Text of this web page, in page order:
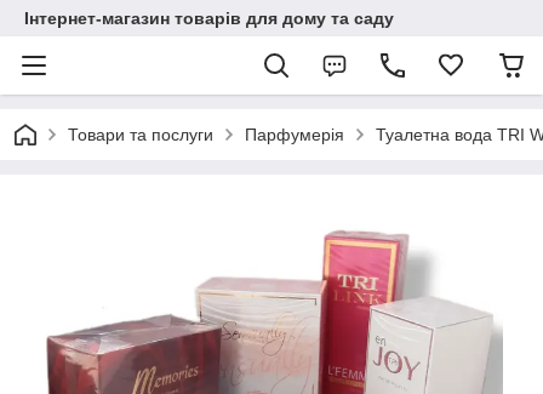
Інтернет-магазин товарів для дому та саду
Товари та послуги Парфумерія Туалетна вода TRI